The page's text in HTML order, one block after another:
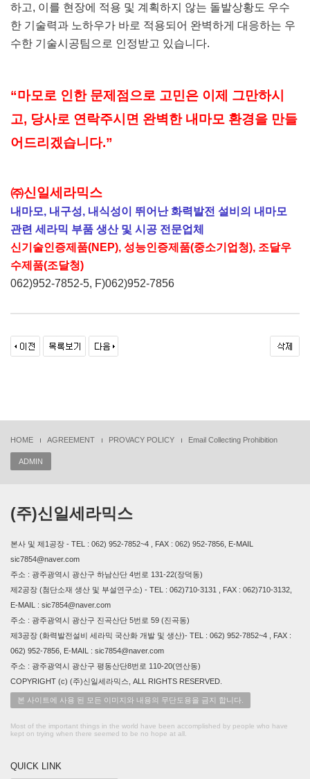
하고, 이를 현장에 적용 및 계획하지 않는 돌발상황도 우수
한 기술력과 노하우가 바로 적용되어 완벽하게 대응하는 우
수한 기술시공팀으로 인정받고 있습니다.
“마모로 인한 문제점으로 고민은 이제 그만하시
고, 당사로 연락주시면 완벽한 내마모 환경을 만들
어드리겠습니다.”
㈜신일세라믹스
내마모, 내구성, 내식성이 뛰어난 화력발전 설비의 내마모
관련 세라믹 부품 생산 및 시공 전문업체
신기술인증제품(NEP), 성능인증제품(중소기업청), 조달우
수제품(조달청)
062)952-7852-5, F)062)952-7856
HOME AGREEMENT PROVACY POLICY Email Collecting Prohibition
ADMIN
(주)신일세라믹스
본사 및 제1공장 - TEL : 062) 952-7852~4 , FAX : 062) 952-7856, E-MAIL
sic7854@naver.com
주소 : 광주광역시 광산구 하남산단 4번로 131-22(장덕동)
제2공장 (첨단소재 생산 및 부설연구소) - TEL : 062)710-3131 , FAX : 062)710-3132,
E-MAIL : sic7854@naver.com
주소 : 광주광역시 광산구 진곡산단 5번로 59 (진곡동)
제3공장 (화력발전설비 세라믹 국산화 개발 및 생산)- TEL : 062) 952-7852~4 , FAX :
062) 952-7856, E-MAIL : sic7854@naver.com
주소 : 광주광역시 광산구 평동산단8번로 110-20(연산동)
COPYRIGHT (c) (주)신일세라믹스, ALL RIGHTS RESERVED.
본 사이트에 사용 된 모든 이미지와 내용의 무단도용을 금지 합니다.
Most of the important things in the world have been accomplished by people who have
kept on trying when there seemed to be no hope at all.
QUICK LINK